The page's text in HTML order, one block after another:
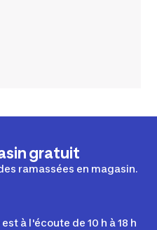
gratuit
ramassées en magasin.
à l'écoute de 10 h à 18 h